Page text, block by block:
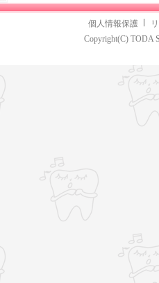
個人情報保護
Copyright(C) TODA